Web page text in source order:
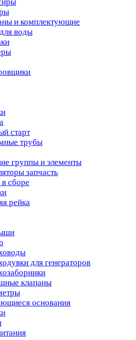
и комплектующие
воды
старт
трубы
группы и элементы
запчасть
сборе
рейка
для генераторов
клапаны
основания